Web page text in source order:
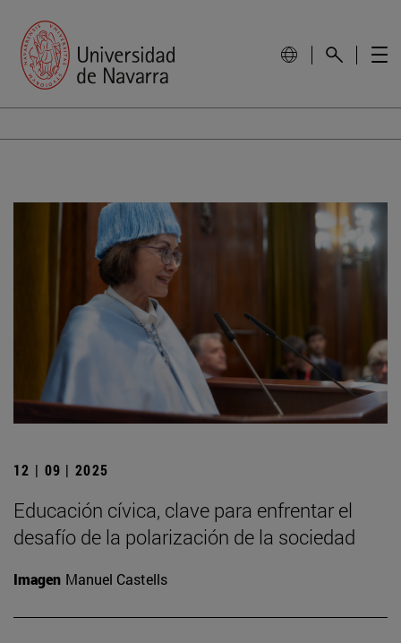
12 | 09 | 2025
Educación cívica, clave para enfrentar el
desafío de la polarización de la sociedad
Imagen Manuel Castells